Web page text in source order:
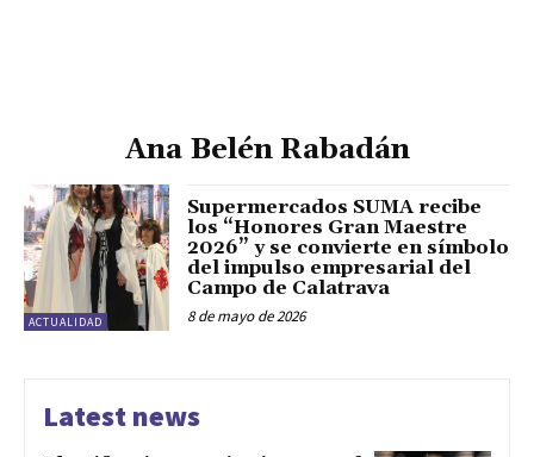
Ana Belén Rabadán
ACTUALIDAD
Supermercados SUMA recibe
los “Honores Gran Maestre
2026” y se convierte en símbolo
del impulso empresarial del
Campo de Calatrava
8 de mayo de 2026
Latest news